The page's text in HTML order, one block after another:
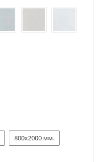
800x2000 мм.